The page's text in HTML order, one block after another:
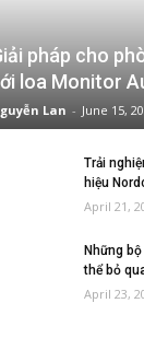
pháp cho
loa Monitor
Lan - June 15,
Trải
hiệu
April 21,
Những
thể bỏ
April 23,